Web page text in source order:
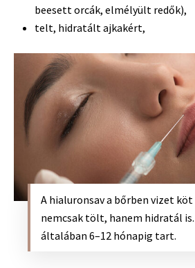
beesett orcák, elmélyült redők),
telt, hidratált ajkakért,
A hialuronsav a bőrben vizet
nemcsak tölt, hanem hidratál
általában 6–12 hónapig tart.